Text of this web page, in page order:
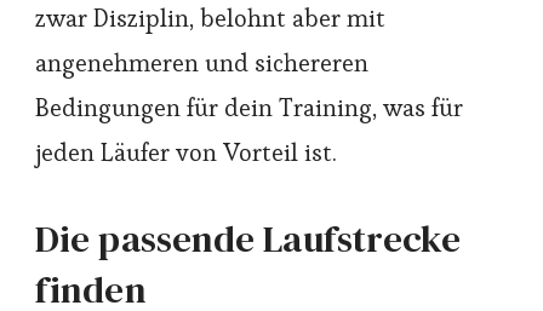
zwar Disziplin, belohnt aber mit
angenehmeren und sichereren
Bedingungen für dein Training, was für
jeden Läufer von Vorteil ist.
Die passende Laufstrecke
finden